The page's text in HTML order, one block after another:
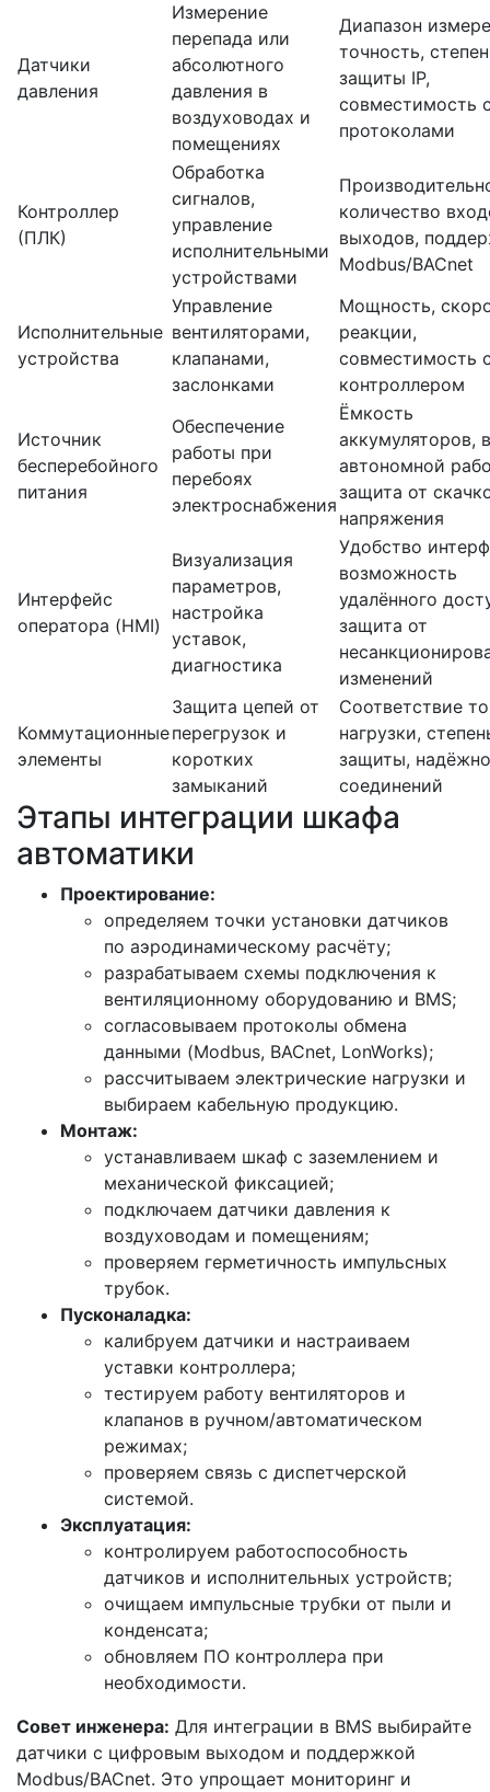
Датчики
давления
Измерение
перепада или
абсолютного
давления в
воздуховодах и
помещениях
Диапазон
точность,
защиты IP,
совместимость
протоколами
Контроллер
(ПЛК)
Обработка
сигналов,
управление
исполнительными
устройствами
количество
выходов,
Modbus/BACnet
Исполнительные
устройства
Управление
вентиляторами,
клапанами,
заслонками
Мощность,
реакции,
совместимость
контроллером
Источник
бесперебойного
питания
Обеспечение
работы при
перебоях
электроснабжения
Ёмкость
аккумуляторов,
автономной
защита от
напряжения
Интерфейс
оператора (HMI)
Визуализация
параметров,
настройка
уставок,
диагностика
Удобство
возможность
удалённого
защита от
изменений
Коммутационные
элементы
Защита цепей от
перегрузок и
коротких
замыканий
Соответствие
нагрузки,
защиты,
соединений
Этапы интеграции шкафа
автоматики
Проектирование:
определяем точки установки датчиков
по аэродинамическому расчёту;
разрабатываем схемы подключения к
вентиляционному оборудованию и BMS;
согласовываем протоколы обмена
данными (Modbus, BACnet, LonWorks);
рассчитываем электрические нагрузки и
выбираем кабельную продукцию.
Монтаж:
устанавливаем шкаф с заземлением и
механической фиксацией;
подключаем датчики давления к
воздуховодам и помещениям;
проверяем герметичность импульсных
трубок.
Пусконаладка:
калибруем датчики и настраиваем
уставки контроллера;
тестируем работу вентиляторов и
клапанов в ручном/автоматическом
режимах;
проверяем связь с диспетчерской
системой.
Эксплуатация:
контролируем работоспособность
датчиков и исполнительных устройств;
очищаем импульсные трубки от пыли и
конденсата;
обновляем ПО контроллера при
необходимости.
Совет инженера: Для интеграции в BMS выбирайте
датчики с цифровым выходом и поддержкой
Modbus/BACnet. Это упрощает мониторинг и